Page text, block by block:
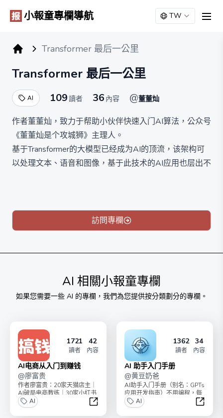
小報童專欄導航 TW
Transformer 最后一公里
Transformer 最后一公里
AI 109讀者 36 內容 @董董灿
作者董董灿，致力于帮助小伙伴快速入门AI算法，公众号
《董董灿是个攻城狮》主理人。
基于Transformer的大模型已经成为AI的顶流，该架构可
以处理文本、语音和图像，基于此技术的AI应用也层出不
此外，也会有不少好玩的体验大模型应用的方法。
目前内测，目前定价59.9元(可先占住名额)，内测结束后
訪問專欄
AI 相關小報童專欄
如果您需要一些 AI 的專欄，我們為您提供按分類劃分的專欄。
1721
讀者
42
內容
AI电商从入门到赚钱
@廖富贵
作者廖富贵：20家天猫店主｜
AI破局电商教练｜30家小红书
店铺老板，带领了2000+学员
副业搞钱。小...
AI
AI电商从入门到赚钱
1362
讀者
34
內容
AI 助手入门手册
@黄豆奶爸
AI助手入门手册（别名：GPTs
应用开发指南）不用编程，每
人都能搭建自己的AI机器人助
手，提高十倍生...
AI
AI 助